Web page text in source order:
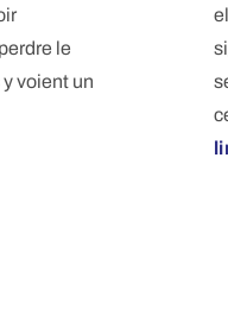
le
voient un